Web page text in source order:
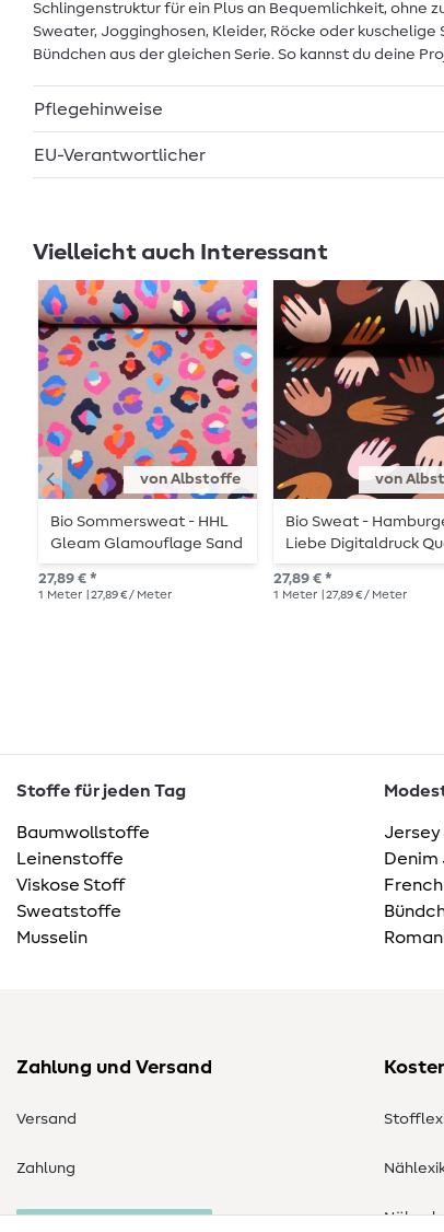
Schlingenstruktur für ein Plus an Bequemlichkeit, ohne
Sweater, Jogginghosen, Kleider, Röcke oder
Bündchen aus der gleichen Serie. So kannst du deine
Pflegehinweise
EU-Verantwortlicher
Vielleicht auch Interessant
von Albstoffe
Bio Sommersweat - HHL
Gleam Glamouflage Sand
27,89 € *
1 Meter | 27,89 € / Meter
von
Bio Sweat -
Liebe Digitaldruck
United High Five
27,89 € *
1 Meter | 27,89 € / Meter
Stoffe für jeden Tag
Baumwollstoffe
Leinenstoffe
Viskose Stoff
Sweatstoffe
Musselin
Zahlung und Versand
Versand
Zahlung